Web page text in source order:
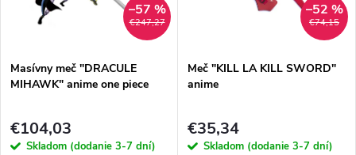
€247,27
–57 %
Masívny meč "DRACULE
MIHAWK" anime one piece
€104,03
Skladom (dodanie 3-7 dní)
€74,15
–52 %
Meč "KILL LA KILL SWORD"
anime
€35,34
Skladom (dodanie 3-7 dní)